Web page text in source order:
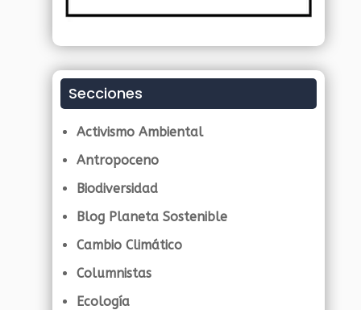
Secciones
Activismo Ambiental
Antropoceno
Biodiversidad
Blog Planeta Sostenible
Cambio Climático
Columnistas
Ecología